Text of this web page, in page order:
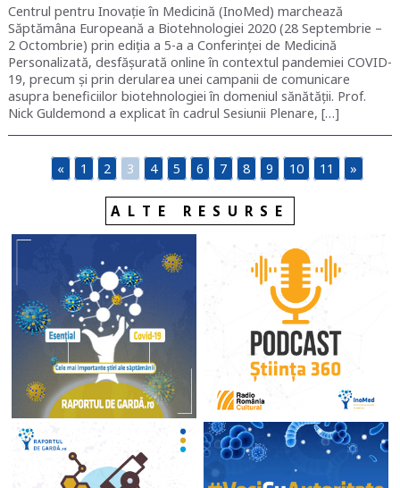
Centrul pentru Inovație în Medicină (InoMed) marchează
Săptămâna Europeană a Biotehnologiei 2020 (28 Septembrie –
2 Octombrie) prin ediția a 5-a a Conferinței de Medicină
Personalizată, desfășurată online în contextul pandemiei COVID-
19, precum și prin derularea unei campanii de comunicare
asupra beneficiilor biotehnologiei în domeniul sănătății. Prof.
Nick Guldemond a explicat în cadrul Sesiunii Plenare, […]
« 1 2 3 4 5 6 7 8 9 10 11 »
ALTE RESURSE